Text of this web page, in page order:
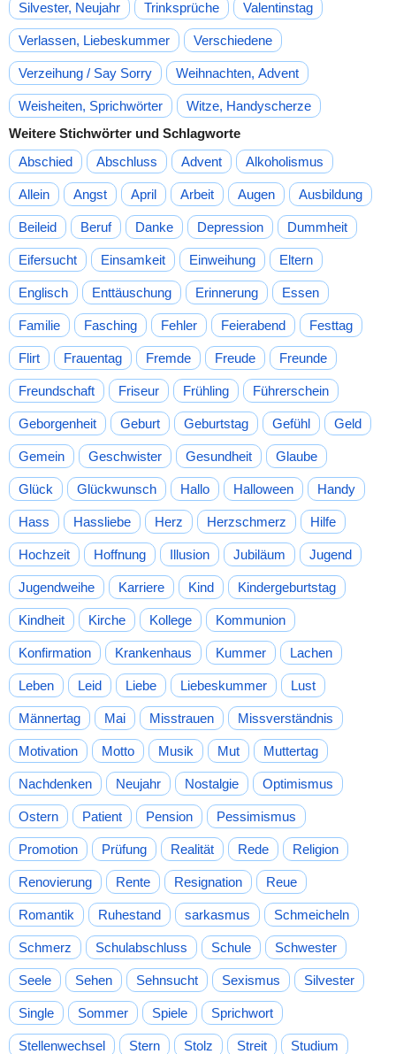
Silvester, Neujahr Trinksprüche Valentinstag
Verlassen, Liebeskummer Verschiedene
Verzeihung / Say Sorry Weihnachten, Advent
Weisheiten, Sprichwörter
Witze, Handyscherze
Weitere Stichwörter und Schlagworte
Abschied
Abschluss Advent Alkoholismus
Allein Angst April Arbeit Augen Ausbildung
Beileid Beruf Danke Depression Dummheit
Eifersucht Einsamkeit Einweihung Eltern
Englisch Enttäuschung Erinnerung Essen
Familie Fasching Fehler Feierabend Festtag
Flirt Frauentag Fremde Freude Freunde
Freundschaft Friseur Frühling Führerschein
Geborgenheit Geburt Geburtstag Gefühl Geld
Gemein Geschwister Gesundheit Glaube
Glück Glückwunsch Hallo Halloween Handy
Hass Hassliebe Herz Herzschmerz Hilfe
Hochzeit Hoffnung Illusion Jubiläum Jugend
Jugendweihe Karriere Kind Kindergeburtstag
Kindheit Kirche Kollege Kommunion
Konfirmation Krankenhaus Kummer Lachen
Leben Leid Liebe Liebeskummer Lust
Männertag Mai Misstrauen Missverständnis
Motivation Motto Musik Mut Muttertag
Nachdenken Neujahr Nostalgie Optimismus
Ostern Patient Pension Pessimismus
Promotion Prüfung Realität Rede Religion
Renovierung Rente Resignation Reue
Romantik Ruhestand sarkasmus Schmeicheln
Schmerz Schulabschluss Schule Schwester
Seele Sehen Sehnsucht Sexismus Silvester
Single Sommer Spiele Sprichwort
Stellenwechsel Stern Stolz Streit Studium